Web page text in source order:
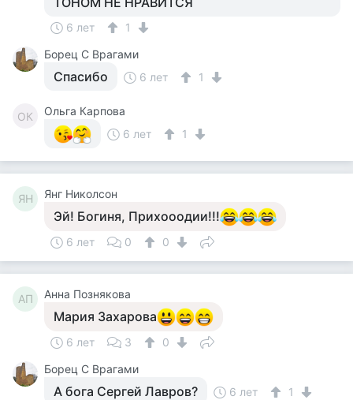
6 лет
1
Борец С Врагами
Спасибо 6 лет 1
ОК
Ольга Карпова
6 лет
1
ЯН Янг Николсон
Эй! Богиня, Прихооодии!!!
6 лет 0 0
АП Анна Познякова
Мария Захарова
6 лет 3
0
Борец С Врагами
А бога Сергей Лавров? 6 лет 1